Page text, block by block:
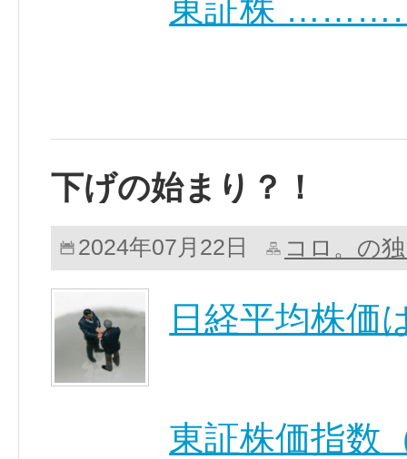
東証株
下げの始まり？！
2024年07月22日 コロ。の
日経平均株価
東証株価指数